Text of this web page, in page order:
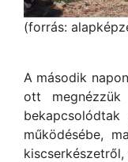
(forrás:
A második
ott
működésébe,